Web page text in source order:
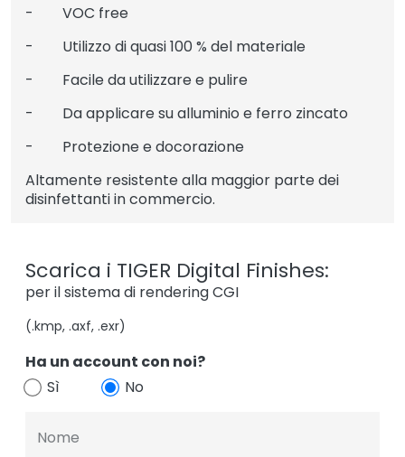
- VOC free
- Utilizzo di quasi 100 % del materiale
- Facile da utilizzare e pulire
- Da applicare su alluminio e ferro zincato
- Protezione e docorazione
Altamente resistente alla maggior parte dei
disinfettanti in commercio.
Scarica i TIGER Digital Finishes:
per il sistema di rendering CGI
(.kmp, .axf, .exr)
Ha un account con noi?
Sì
No
Nome